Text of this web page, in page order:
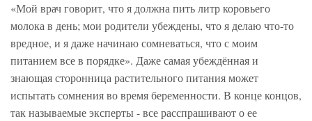
«Мой врач говорит, что я должна пить литр коровьего
молока в день; мои родители убеждены, что я делаю что-то
вредное, и я даже начинаю сомневаться, что с моим
питанием все в порядке». Даже самая убеждённая и
знающая сторонница растительного питания может
испытать сомнения во время беременности. В конце концов,
так называемые эксперты - все расспрашивают о ее